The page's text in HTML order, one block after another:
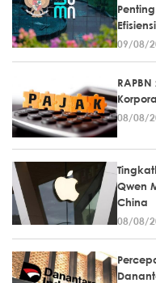
09/08/
08/08/
Qwen
China
08/08/